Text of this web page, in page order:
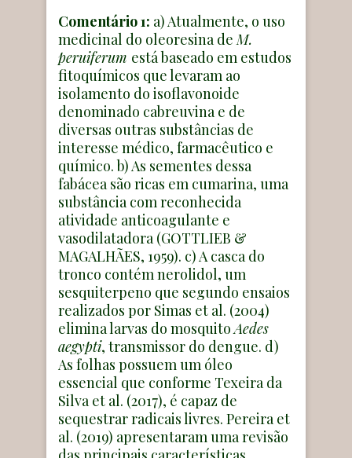
Comentário 1: a) Atualmente, o uso
medicinal do oleoresina de M.
peruiferum está baseado em estudos
fitoquímicos que levaram ao
isolamento do isoflavonoide
denominado cabreuvina e de
diversas outras substâncias de
interesse médico, farmacêutico e
químico. b) As sementes dessa
fabácea são ricas em cumarina, uma
substância com reconhecida
atividade anticoagulante e
vasodilatadora (GOTTLIEB &
MAGALHÃES, 1959). c) A casca do
tronco contém nerolidol, um
sesquiterpeno que segundo ensaios
realizados por Simas et al. (2004)
elimina larvas do mosquitoAedes
aegypti, transmissor do dengue. d)
As folhas possuem um óleo
essencial que conforme Texeira da
Silva et al. (2017), é capaz de
sequestrar radicais livres. Pereira et
al. (2019) apresentaram uma revisão